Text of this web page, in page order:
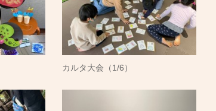
カルタ大会（1/6）